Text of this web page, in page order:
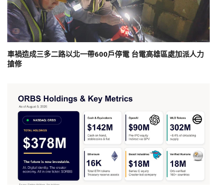
車禍造成三多二路以北一帶600戶停電 台電高雄區處加派人力
搶修